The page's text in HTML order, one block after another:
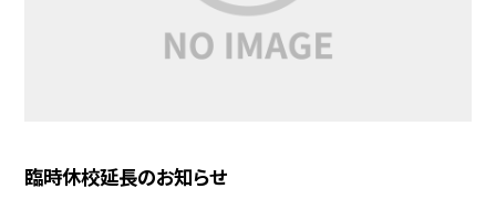
臨時休校延長のお知らせ